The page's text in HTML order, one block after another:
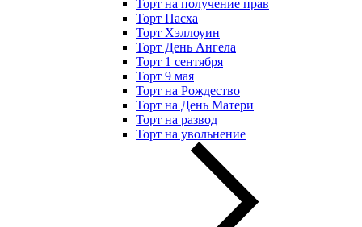
Торт на получение прав
Торт Пасха
Торт Хэллоуин
Торт День Ангела
Торт 1 сентября
Торт 9 мая
Торт на Рождество
Торт на День Матери
Торт на развод
Торт на увольнение